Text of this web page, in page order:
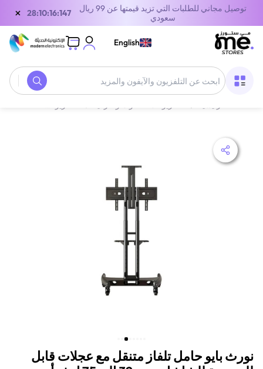
توصيل مجاني للطلبات التي تزيد قيمتها عن 99 ريال
سعودي
28:10:16:147
×
English
نورث بايو حامل تلفاز متنقل مع عجلات قابل